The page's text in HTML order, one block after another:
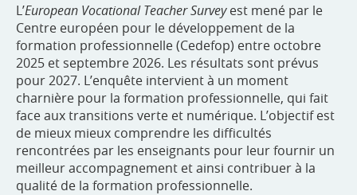
L’European Vocational Teacher Surveyest mené par le
Centre européen pour le développement de la
formation professionnelle (Cedefop) entre octobre
2025 et septembre 2026. Les résultats sont prévus
pour 2027. L’enquête intervient à un moment
charnière pour la formation professionnelle, qui fait
face aux transitions verte et numérique. L’objectif est
de mieux mieux comprendre les difficultés
rencontrées par les enseignants pour leur fournir un
meilleur accompagnement et ainsi contribuer à la
qualité de la formation professionnelle.